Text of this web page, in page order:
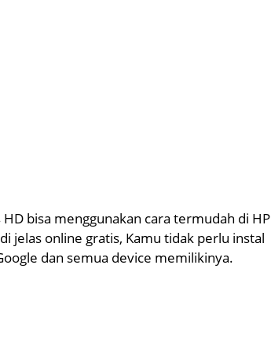
bisa menggunakan cara termudah di HP
jelas online gratis, Kamu tidak perlu instal
dan semua device memilikinya.